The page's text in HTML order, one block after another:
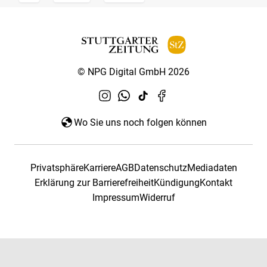
© NPG Digital GmbH 2026
Wo Sie uns noch folgen können
PrivatsphäreKarriereAGBDatenschutzMediadaten
Erklärung zur BarrierefreiheitKündigungKontakt
ImpressumWiderruf